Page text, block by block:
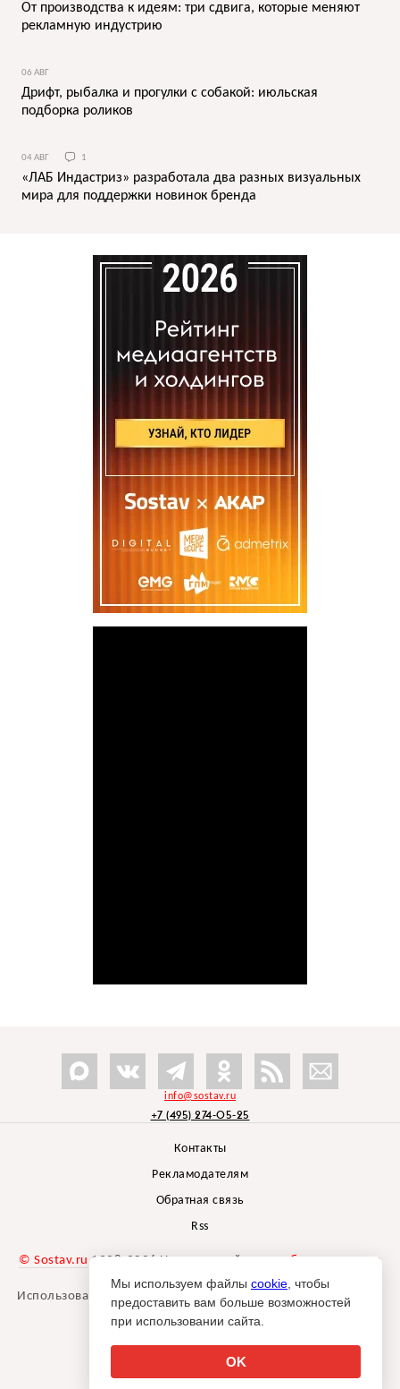
От производства к идеям: три сдвига, которые меняют
рекламную индустрию
06 АВГ
Дрифт, рыбалка и прогулки с собакой: июльская
подборка роликов
04 АВГ 1
«ЛАБ Индастриз» разработала два разных визуальных
мира для поддержки новинок бренда
info@sostav.ru
+7 (495) 274-05-25
Контакты
Рекламодателям
Обратная связь
Rss
© Sostav.ru 1998-2026 Независимый проектбрендингового
агентства Depot
Использование материалов Sostav.ru допустимо только при
указании источника.
Мы используем файлы cookie , чтобы
предоставить вам больше возможностей
при использовании сайта.
OK